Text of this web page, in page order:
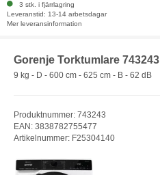
3 stk. i fjärrlagring
Leveranstid: 13-14 arbetsdagar
Mer leveransinformation
Gorenje Torktumlare 743243
9 kg - D - 600 cm - 625 cm - B - 62 dB
Produktnummer: 743243
EAN: 3838782755477
Artikelnummer: F25304140